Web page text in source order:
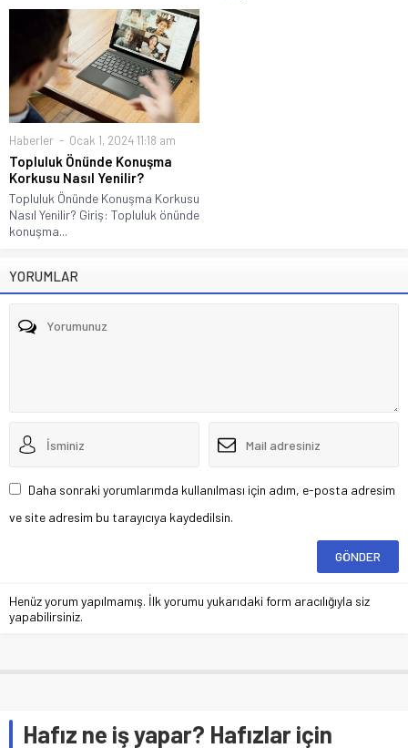
Haberler Ocak 1, 2024 11:18 am
Topluluk Önünde Konuşma
Korkusu Nasıl Yenilir?
Topluluk Önünde Konuşma Korkusu
Nasıl Yenilir? Giriş: Topluluk önünde
konuşma...
YORUMLAR
Daha sonraki yorumlarımda kullanılması için adım, e-posta adresim
ve site adresim bu tarayıcıya kaydedilsin.
Henüz yorum yapılmamış. İlk yorumu yukarıdaki form aracılığıyla siz
yapabilirsiniz.
Hafız ne iş yapar? Hafızlar için